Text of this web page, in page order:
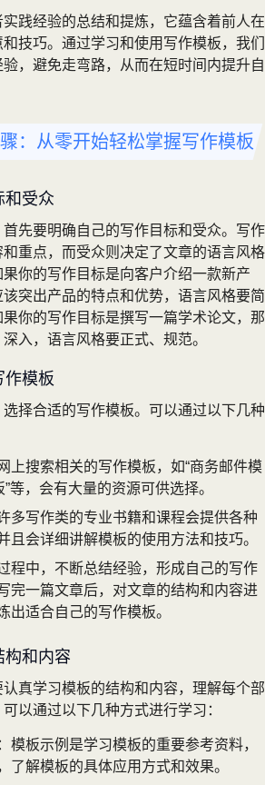
践经验的总结和提炼，它蕴含着前人在
技巧。通过学习和使用写作模板，我们
，避免走弯路，从而在短时间内提升自
：从零开始轻松掌握写作模板
和受众
先要明确自己的写作目标和受众。写作
重点，而受众则决定了文章的语言风格
你的写作目标是向客户介绍一款新产
突出产品的特点和优势，语言风格要简
你的写作目标是撰写一篇学术论文，那
入，语言风格要正式、规范。
作模板
择合适的写作模板。可以通过以下几种
上搜索相关的写作模板，如“商务邮件模
”等，会有大量的资源可供选择。
多写作类的专业书籍和课程会提供各种
且会详细讲解模板的使用方法和技巧。
程中，不断总结经验，形成自己的写作
完一篇文章后，对文章的结构和内容进
出适合自己的写作模板。
构和内容
真学习模板的结构和内容，理解每个部
以通过以下几种方式进行学习：
：模板示例是学习模板的重要参考资料，
了解模板的具体应用方式和效果。